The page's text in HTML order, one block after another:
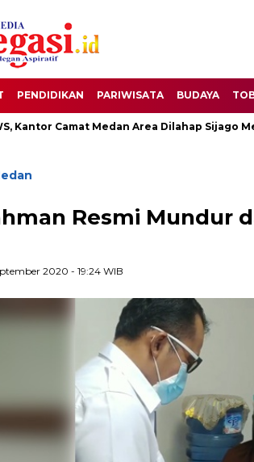
PENDIDIKAN PARIWISATA BUDAYA
Camat Medan Area Dilahap Sijago Merah
Resmi Mundur
2020 - 19:24 WIB